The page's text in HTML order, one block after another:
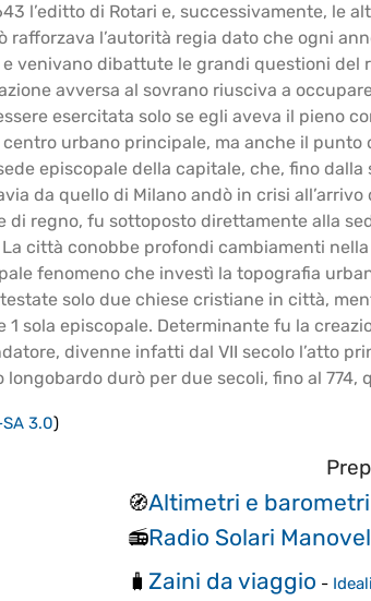
l’editto di Rotari e, successivamente, le
rafforzava l’autorità regia dato che ogni
venivano dibattute le grandi questioni
avversa al sovrano riusciva a
esercitata solo se egli aveva il pieno
centro urbano principale, ma anche il
episcopale della capitale, che, fino
da quello di Milano andò in crisi
di regno, fu sottoposto direttamente alla
La città conobbe profondi cambiamenti nella
fenomeno che investì la topografia
solo due chiese cristiane in città,
1 sola episcopale. Determinante fu la
divenne infatti dal VII secolo l’atto
longobardo durò per due secoli, fino al
3.0)
🧭Altimetri e barometri
📻Radio Solari
🧳 Zaini da viaggio -